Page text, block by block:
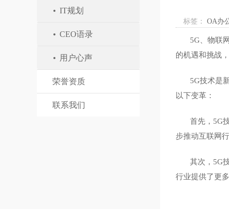
IT规划
CEO语录
用户心声
荣誉资质
联系我们
标签： OA办
5G、物联网
的机遇和挑战
5G技术是
以下变革：
首先， 5G
步推动互联网
其次， 5G
行业提供了更